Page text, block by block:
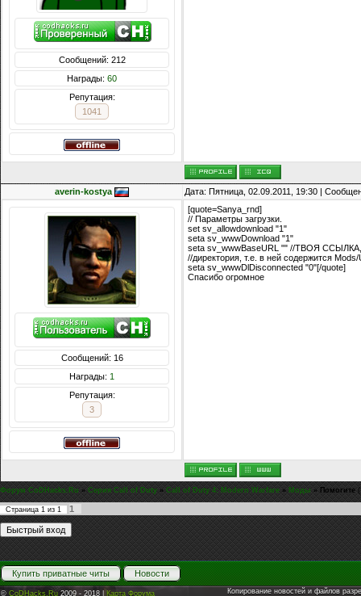
Сообщений: 212
Награды: 60
Репутация:
1041
averin-kostya Дата: Пятница, 02.09.2011, 19:30 |
Сообщений: 16
Награды: 1
Репутация:
3
[quote=Sanya_rnd]
// Параметры загрузки.
set sv_allowdownload "1"
seta sv_wwwDownload "1"
seta sv_wwwBaseURL "" //ТВОЯ ССЫЛКА,
//директория, т.е. в ней содержится
seta sv_wwwDlDisconnected "0"[/quote]
Спасибо огромное
Форум CoDHacks.Ru » Серия Call of Duty » Call of Duty 4: Modern Warfare » Моды » Помогите
Страница 1 из 1 1
Купить приватные читы Новости
© CoDHacks.Ru 2009 - 2018 | Карта Форума Копирование новостей и файлов